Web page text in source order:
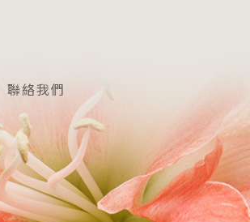
聯絡我們
CONTACT